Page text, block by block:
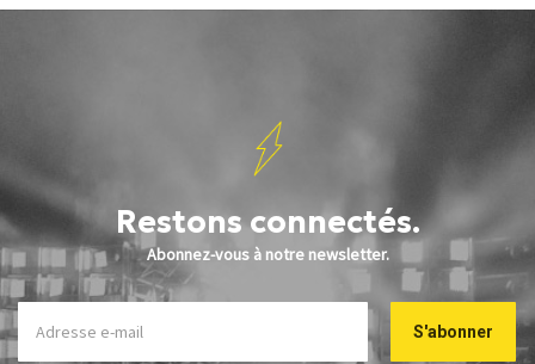
Restons connectés.
Abonnez-vous à notre newsletter.